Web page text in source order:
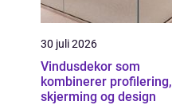
30 juli 2026
Vindusdekor som
kombinerer profilering,
skjerming og design